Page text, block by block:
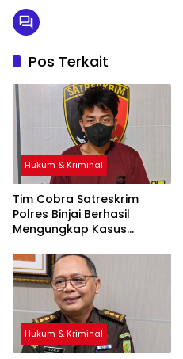
Pos Terkait
Hukum & Kriminal
Tim Cobra Satreskrim
Polres Binjai Berhasil
Mengungkap Kasus
Di Binjai Barat .
Hukum & Kriminal